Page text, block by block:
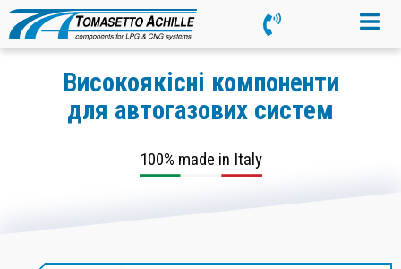
Високоякісні компоненти
для автогазових систем
100% made in Italy